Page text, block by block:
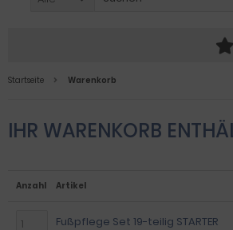
Startseite Warenkorb
IHR WARENKORB
Anzahl Artikel
Fußpflege Set 19-teilig STARTER